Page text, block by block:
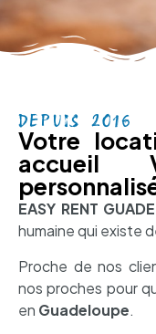
DEPUIS 2016
Votre
accueil
EASY RENT
humaine qui existe
Proche de nos
nos proches pour
en Guadeloupe.